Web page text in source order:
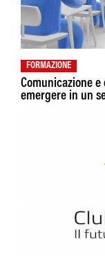
FORMAZIONE
Comunicazione
emergere in un